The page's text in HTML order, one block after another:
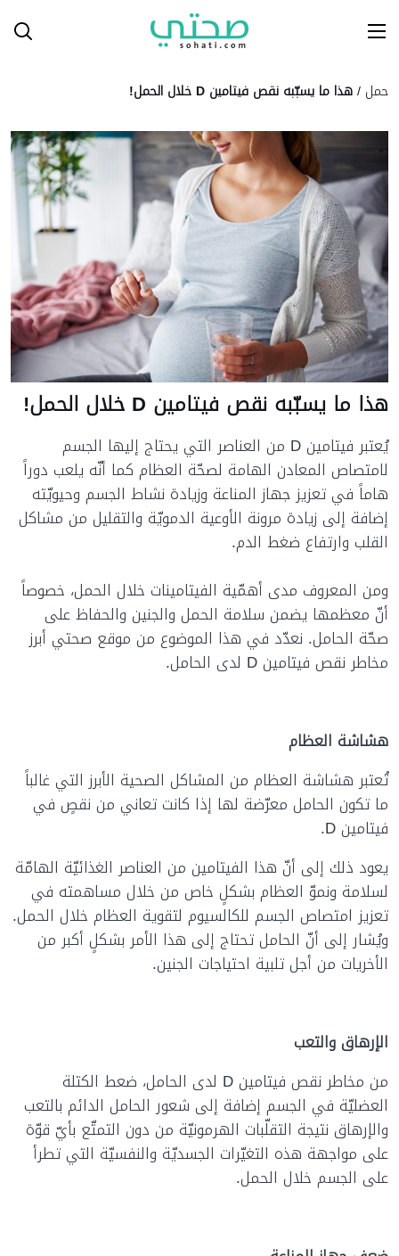
To
حمل /هذا ما يسبّبه نقص فيتامين D خلال الحمل!
هذا ما يسبّبه نقص فيتامين D خلال الحمل!
يُعتبر فيتامين D من العناصر التي يحتاج إليها الجسم
لامتصاص المعادن الهامة لصحّة العظام كما أنّه يلعب دوراً
هاماً في تعزيز جهاز المناعة وزيادة نشاط الجسم وحيويّته
إضافة إلى زيادة مرونة الأوعية الدمويّة والتقليل من مشاكل
القلب وارتفاع ضغط الدم.
ومن المعروف مدى أهمّية الفيتامينات خلال الحمل، خصوصاً
أنّ معظمها يضمن سلامة الحمل والجنين والحفاظ على
صحّة الحامل. نعدّد في هذا الموضوع من موقع صحتي أبرز
مخاطر نقص فيتامين D لدى الحامل.
هشاشة العظام
تُعتبر هشاشة العظام من المشاكل الصحية الأبرز التي غالباً
ما تكون الحامل معرّضة لها إذا كانت تعاني من نقصٍ في
فيتامين D.
يعود ذلك إلى أنّ هذا الفيتامين من العناصر الغذائيّة الهامّة
لسلامة ونموّ العظام بشكلٍ خاص من خلال مساهمته في
تعزيز امتصاص الجسم للكالسيوم لتقوية العظام خلال الحمل.
ويُشار إلى أنّ الحامل تحتاج إلى هذا الأمر بشكلٍ أكبر من
الأخريات من أجل تلبية احتياجات الجنين.
الإرهاق والتعب
من مخاطر نقص فيتامين D لدى الحامل، ضعط الكتلة
العضليّة في الجسم إضافة إلى شعور الحامل الدائم بالتعب
والإرهاق نتيجة التقلّبات الهرمونيّة من دون التمتّع بأيّ قوّة
على مواجهة هذه التغيّرات الجسديّة والنفسيّة التي تطرأ
على الجسم خلال الحمل.